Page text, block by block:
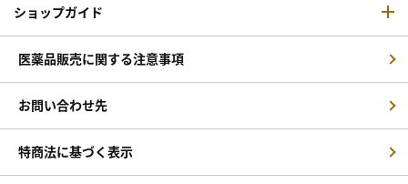
ショップガイド
医薬品販売に関する注意事項
お問い合わせ先
特商法に基づく表示